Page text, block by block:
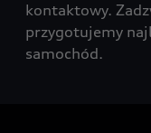
kontaktowy.
przygotujemy
samochód.